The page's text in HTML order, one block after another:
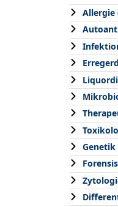
Allergie
Genetik